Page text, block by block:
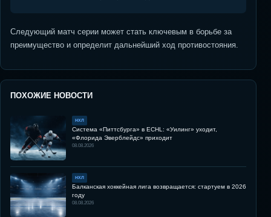
Следующий матч серии может стать ключевым в борьбе за
преимущество и определит дальнейший ход противостояния.
ПОХОЖИЕ НОВОСТИ
НХЛ
Система «Питтсбурга» в ECHL: «Уилинг» уходит,
«Флорида Эверблейдс» приходит
08.08.2026
НХЛ
Балканская хоккейная лига возвращается: стартуем в 2026
году
08.08.2026